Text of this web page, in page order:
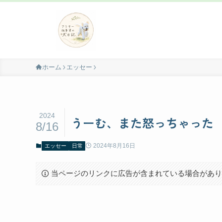
ホーム エッセー
うーむ、また怒っちゃった
2024
8/16
エッセー 日常 2024年8月16日
当ページのリンクに広告が含まれている場合があ